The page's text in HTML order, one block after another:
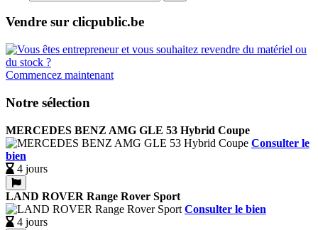
Vendre sur clicpublic.be
Commencez maintenant
Notre sélection
MERCEDES BENZ AMG GLE 53 Hybrid Coupe
Consulter le
bien
4 jours
LAND ROVER Range Rover Sport
Consulter le bien
4 jours